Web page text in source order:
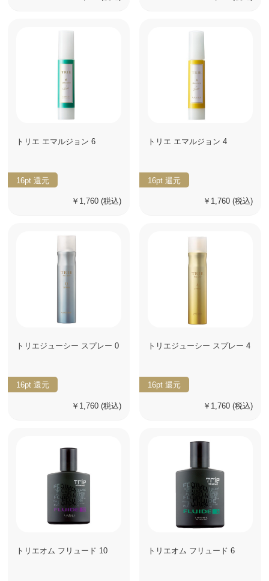
トリエ エマルジョン 6
16pt 還元
￥1,760 (税込)
トリエ エマルジョン 4
16pt 還元
￥1,760 (税込)
トリエジューシー スプレー 0
16pt 還元
￥1,760 (税込)
トリエジューシー スプレー 4
16pt 還元
￥1,760 (税込)
トリエオム フリュード 10 トリエオム フリュード 6